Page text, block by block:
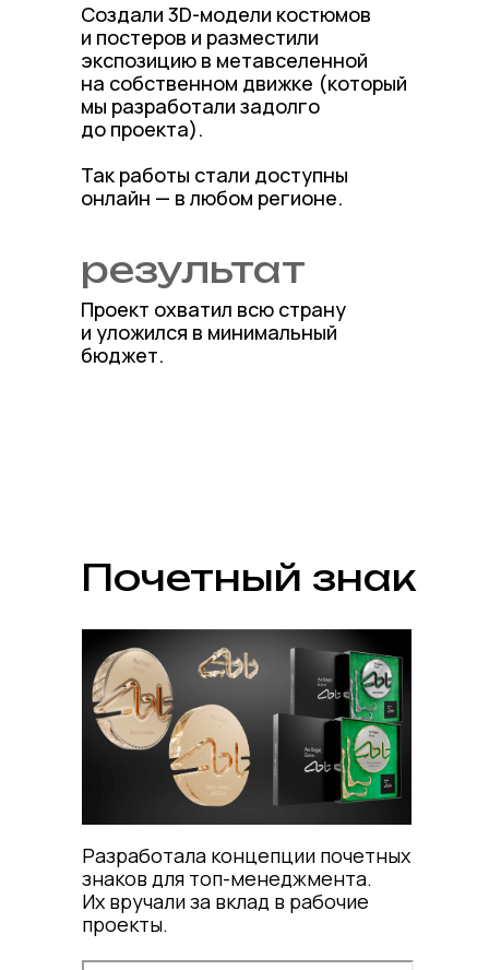
результат
Проект охватил всю страну
и уложился в минимальный
бюджет.
Создали 3D-модели костюмов
и постеров и разместили
экспозицию в метавселенной
на собственном движке (который
мы разработали задолго
до проекта).
Так работы стали доступны
онлайн — в любом регионе.
Разработала концепции почетных
знаков для топ-менеджмента.
Их вручали за вклад в рабочие
проекты.
Почетный знак